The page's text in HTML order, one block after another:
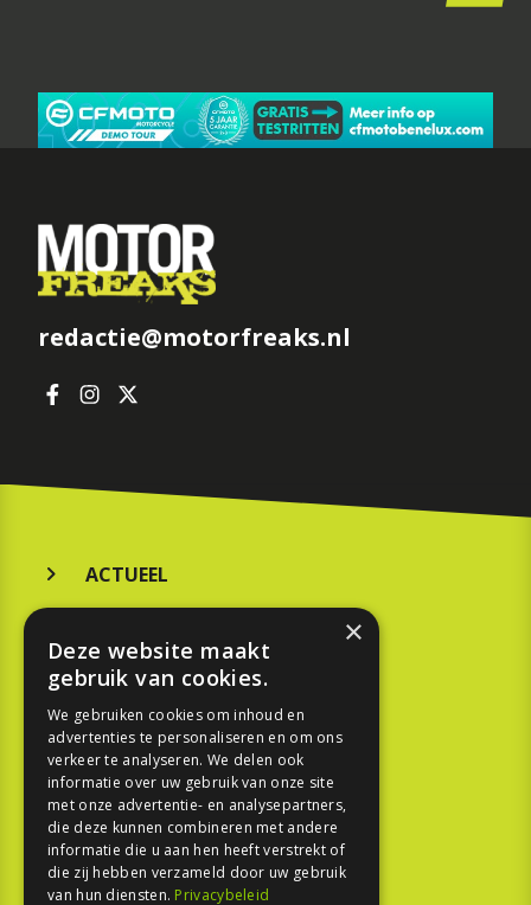
redactie@motorfreaks.nl
ACTUEEL
KOOPGIDS
TESTEN
SPORT
REPORTAGE
TOUREN
×
Deze website maakt
gebruik van cookies.
We gebruiken cookies om inhoud en
advertenties te personaliseren en om ons
verkeer te analyseren. We delen ook
informatie over uw gebruik van onze site
met onze advertentie- en analysepartners,
die deze kunnen combineren met andere
informatie die u aan hen heeft verstrekt of
die zij hebben verzameld door uw gebruik
van hun diensten. Privacybeleid